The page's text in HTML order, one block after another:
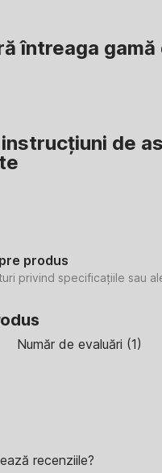
întreaga
de
produs
privind specificațiile sau
Număr de evaluări (1)
recenziile?